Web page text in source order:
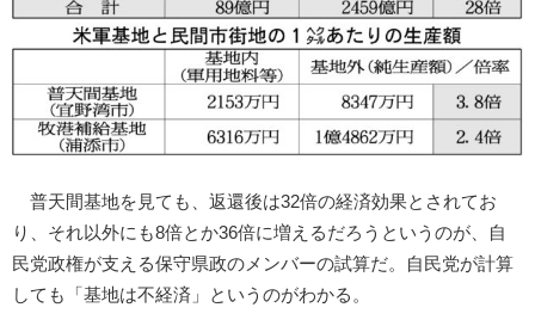
普天間基地を見ても、返還後は32倍の経済効果とされてお
り、それ以外にも8倍とか36倍に増えるだろうというのが、自
民党政権が支える保守県政のメンバーの試算だ。自民党が計算
しても「基地は不経済」というのがわかる。